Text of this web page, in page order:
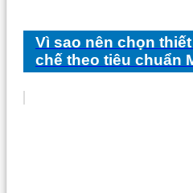
Vì sao nên chọn
chế theo tiêu chuẩn